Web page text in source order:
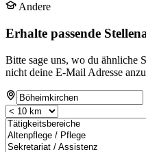
Andere
Erhalte passende
Bitte sage uns, wo du ähnliche
nicht deine E-Mail Adresse